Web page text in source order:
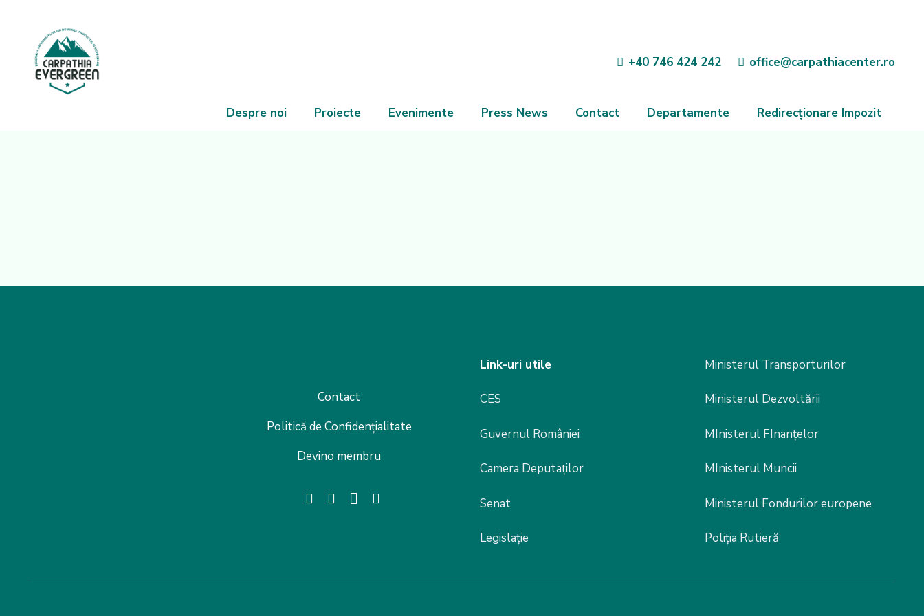
+40 746 424 242 office@carpathiacenter.ro
Despre noi Proiecte Evenimente Press News Contact Departamente Redirecționare Impozit
Contact
Politică de Confidențialitate
Devino membru
Link-uri utile
CES
Guvernul României
Camera Deputaților
Senat
Legislație
Ministerul Transporturilor
Ministerul Dezvoltării
MInisterul FInanțelor
MInisterul Muncii
Ministerul Fondurilor europene
Poliția Rutieră